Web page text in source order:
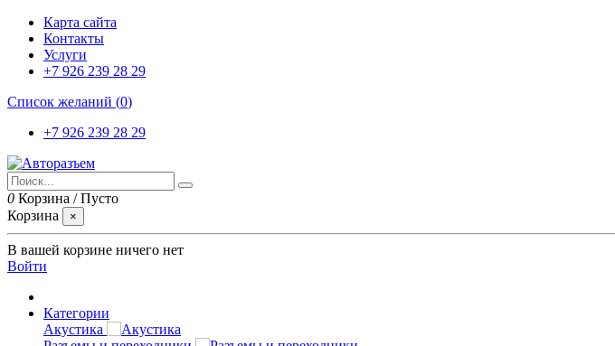
Карта сайта
Контакты
Услуги
+7 926 239 28 29
Список желаний (0)
+7 926 239 28 29
0 Корзина /Пусто
Корзина
×
В вашей корзине ничего нет
Войти
Категории
Акустика